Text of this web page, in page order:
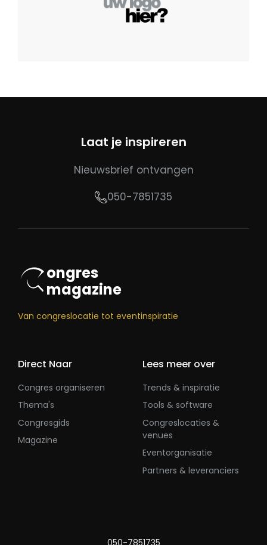
Laat je inspireren
Nieuwsbrief ontvangen
050-7851735
ongres
magazine
Van congreslocatie tot eventinspiratie
Direct Naar
Congres organiseren
Thema's
Congresgids
Magazine
Lees meer over
Trends & inspiratie
Tools & software
Congreslocaties &
venues
Eventorganisatie
Partners & leveranciers